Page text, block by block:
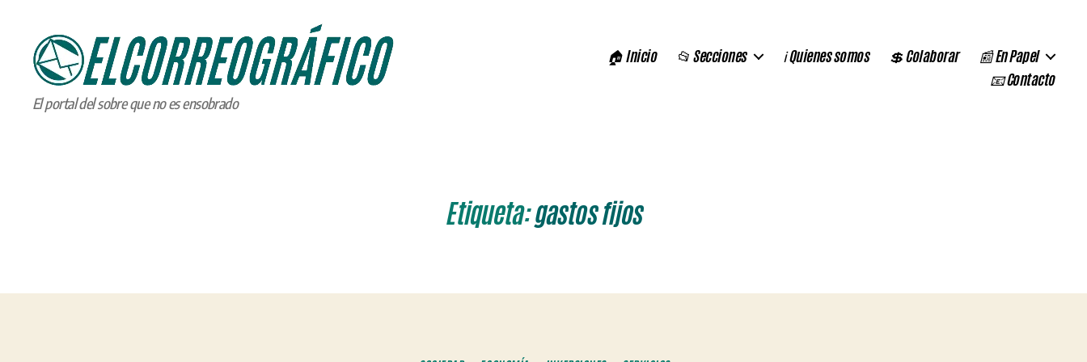
ELCORREOGRÁFICO
El portal del sobre que no es ensobrado
🏠 Inicio 📂 Secciones ℹ️ Quienes somos 💲 Colaborar
📰 En Papel
📧 Contacto
Etiqueta:gastos fijos
Categorías